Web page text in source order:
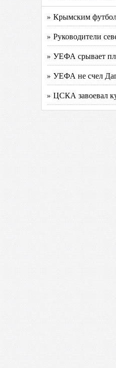
» Крымским
» Руководители
» УЕФА срывает
» УЕФА не счел
» ЦСКА завоевал